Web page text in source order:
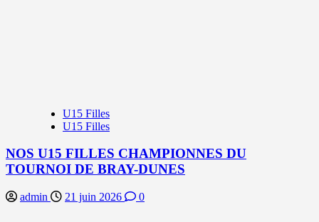
U15 Filles
U15 Filles
NOS U15 FILLES CHAMPIONNES DU
TOURNOI DE BRAY-DUNES
admin 21 juin 2026 0